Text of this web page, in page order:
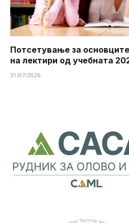
Потсетување за
на лектири од учебната
31/07/2026